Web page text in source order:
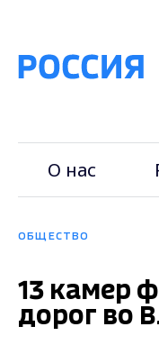
О нас
ОБЩЕСТВО
13 камер
дорог во